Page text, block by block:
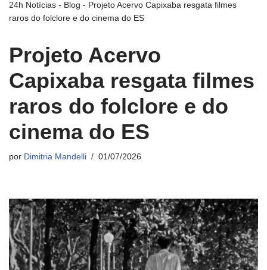
24h Notícias - Blog - Projeto Acervo Capixaba resgata filmes
raros do folclore e do cinema do ES
Projeto Acervo
Capixaba resgata filmes
raros do folclore e do
cinema do ES
por Dimitria Mandelli 01/07/2026